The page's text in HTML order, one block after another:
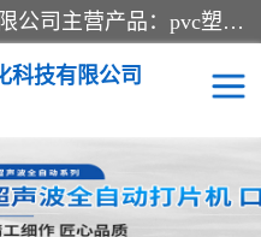
常州联宇机电自动化科技有限公司主营产品：pvc塑料焊机、高频热合机、软膜天花压边机、服装布料凹凸压花机、布料3d压印设备、服装植胶设备、超声波布料花边机、无纺布热合机、全自动压花机。
科技有限公司
超声波热合机